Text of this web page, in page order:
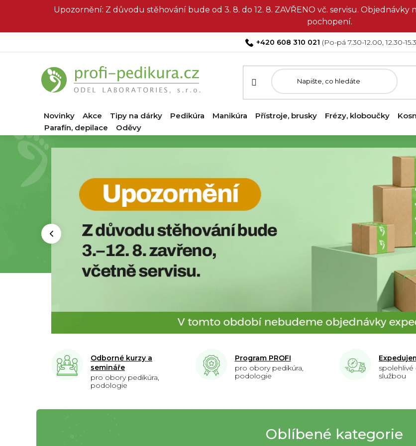
Upozornění: Z důvodu stěhování bude od 3. 8. do 12. 8. ZAVŘENO vč. servisu.
pochopení.
+420 608 310 021
Novinky Akce Tipy na dárky Pedikúra Manikúra Přístroje, brusky Frézy, kloboučky
Parafín, depilace
Oděvy
Předchozí
Odborné kurzy a
semináře
pro obory pedikúra,
podologie
Program PROFI
pro obory pedikúra,
podologie
spolehlivé
službou
Oblíbené kategorie